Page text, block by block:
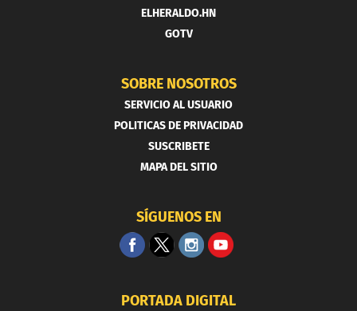
ELHERALDO.HN
GOTV
SOBRE NOSOTROS
SERVICIO AL USUARIO
POLITICAS DE PRIVACIDAD
SUSCRIBETE
MAPA DEL SITIO
SÍGUENOS EN
PORTADA DIGITAL